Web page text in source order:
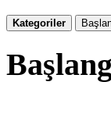
Kategoriler